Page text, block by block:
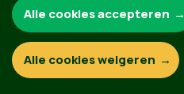
Functionele en analytische
Alle cookies accepteren
Alle cookies weigeren